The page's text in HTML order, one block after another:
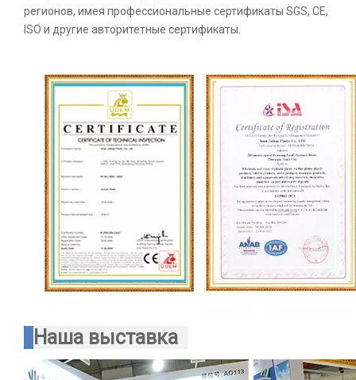
регионов, имея профессиональные сертификаты SGS, CE,
ISO и другие авторитетные сертификаты.
Наша выставка